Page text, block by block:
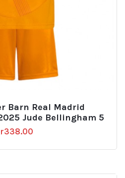
Barn Real Madrid
Jude Bellingham 5
338.00